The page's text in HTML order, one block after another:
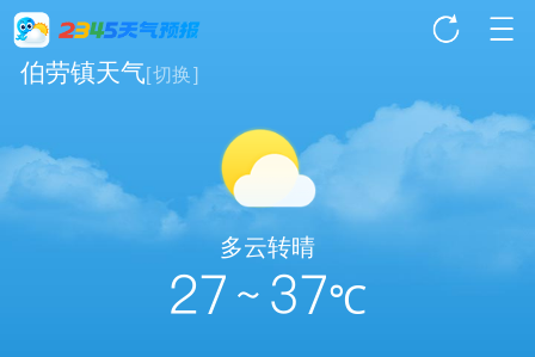
伯劳镇天气[切换]
多云转晴
27 ~ 37℃